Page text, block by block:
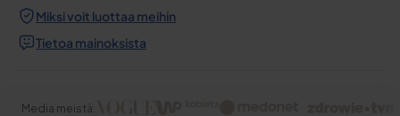
Miksi voit luottaa meihin
Tietoa mainoksista
Media meistä: